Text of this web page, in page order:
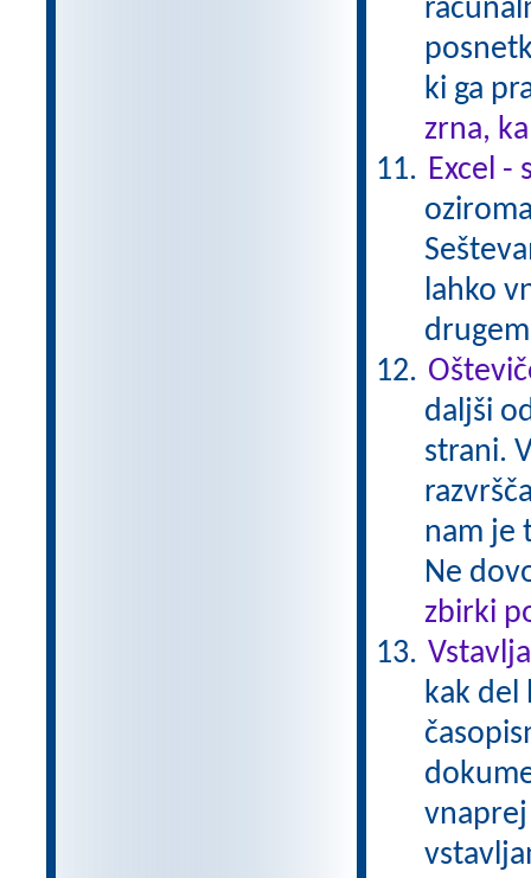
ki ga
zrna,
Excel -
lahko
daljši
strani.
nam je
Ne
zbirki
kak del